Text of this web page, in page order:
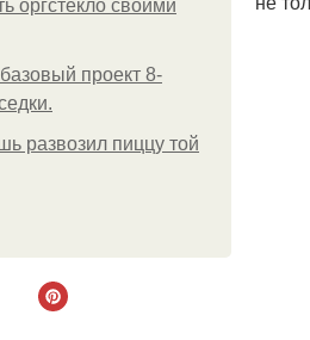
оргстекло своими
проект 8-
развозил пиццу той